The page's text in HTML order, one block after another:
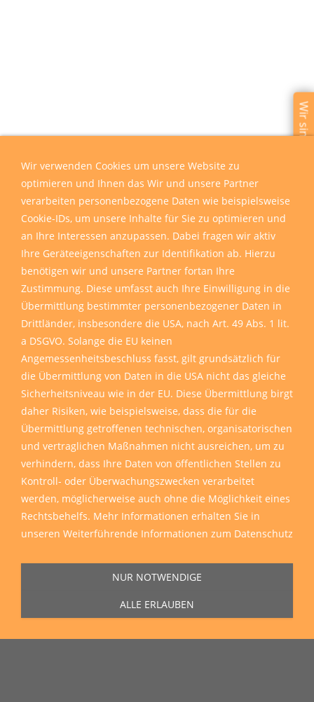
Wir sind für Sie da
Wir verwenden Cookies um unsere Website zu
optimieren und Ihnen das Wir und unsere Partner
verarbeiten personenbezogene Daten wie beispielsweise
Cookie-IDs, um unsere Inhalte für Sie zu optimieren und
an Ihre Interessen anzupassen. Dabei fragen wir aktiv
Ihre Geräteeigenschaften zur Identifikation ab. Hierzu
benötigen wir und unsere Partner fortan Ihre
Zustimmung. Diese umfasst auch Ihre Einwilligung in die
Übermittlung bestimmter personenbezogener Daten in
Drittländer, insbesondere die USA, nach Art. 49 Abs. 1 lit.
a DSGVO. Solange die EU keinen
Angemessenheitsbeschluss fasst, gilt grundsätzlich für
die Übermittlung von Daten in die USA nicht das gleiche
Sicherheitsniveau wie in der EU. Diese Übermittlung birgt
daher Risiken, wie beispielsweise, dass die für die
Übermittlung getroffenen technischen, organisatorischen
und vertraglichen Maßnahmen nicht ausreichen, um zu
verhindern, dass Ihre Daten von öffentlichen Stellen zu
Kontroll- oder Überwachungszwecken verarbeitet
werden, möglicherweise auch ohne die Möglichkeit eines
Rechtsbehelfs. Mehr Informationen erhalten Sie in
unseren Weiterführende Informationen zum Datenschutz
NUR NOTWENDIGE
ALLE ERLAUBEN